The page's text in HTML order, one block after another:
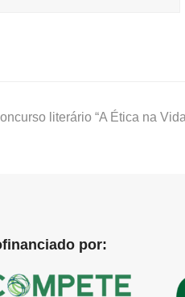
literário “A Ética na
por: